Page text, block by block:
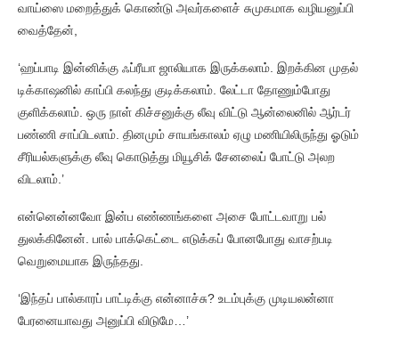
வாய்ஸை மறைத்துக் கொண்டு அவர்களைச் சுமுகமாக வழியனுப்பி
வைத்தேன்,
‘ஹப்பாடி இன்னிக்கு ஃப்ரீயா ஜாலியாக இருக்கலாம். இறக்கின முதல்
டிக்காஷனில் காப்பி கலந்து குடிக்கலாம். லேட்டா தோணும்போது
குளிக்கலாம். ஒரு நாள் கிச்சனுக்கு லீவு விட்டு ஆன்லைனில் ஆர்டர்
பண்ணி சாப்பிடலாம். தினமும் சாயங்காலம் ஏழு மணியிலிருந்து ஓடும்
சீரியல்களுக்கு லீவு கொடுத்து மியூசிக் சேனலைப் போட்டு அலற
விடலாம்.’
என்னென்னவோ இன்ப எண்ணங்களை அசை போட்டவாறு பல்
துலக்கினேன். பால் பாக்கெட்டை எடுக்கப் போனபோது வாசற்படி
வெறுமையாக இருந்தது.
‘இந்தப் பால்காரப் பாட்டிக்கு என்னாச்சு? உடம்புக்கு முடியலன்னா
பேரனையாவது அனுப்பி விடுமே…’